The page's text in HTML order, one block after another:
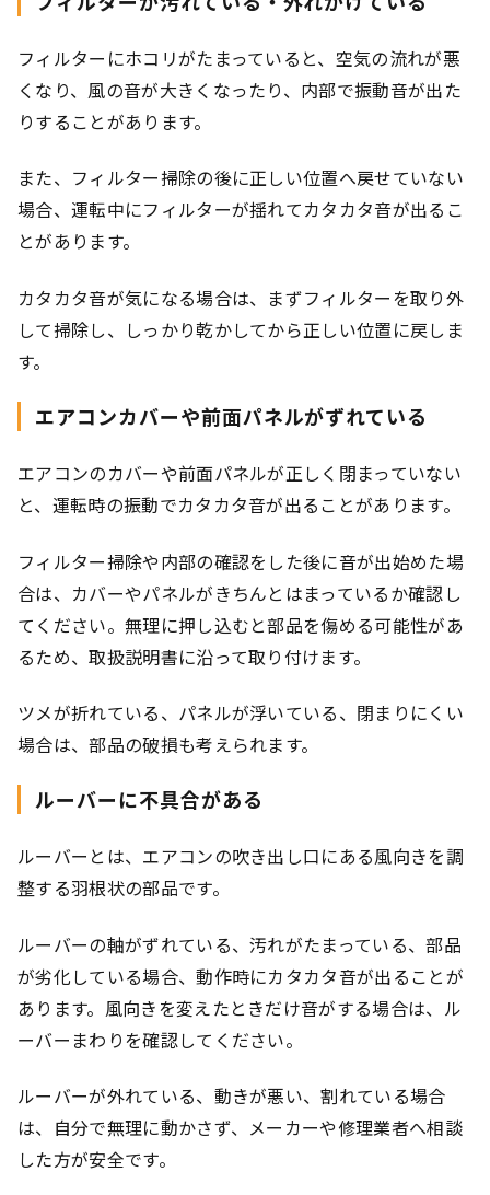
フィルターにホコリがたまっていると、空気の流れが悪
くなり、風の音が大きくなったり、内部で振動音が出た
りすることがあります。
また、フィルター掃除の後に正しい位置へ戻せていない
場合、運転中にフィルターが揺れてカタカタ音が出るこ
とがあります。
カタカタ音が気になる場合は、まずフィルターを取り外
して掃除し、しっかり乾かしてから正しい位置に戻しま
す。
エアコンカバーや前面パネルがずれている
エアコンのカバーや前面パネルが正しく閉まっていない
と、運転時の振動でカタカタ音が出ることがあります。
フィルター掃除や内部の確認をした後に音が出始めた場
合は、カバーやパネルがきちんとはまっているか確認し
てください。無理に押し込むと部品を傷める可能性があ
るため、取扱説明書に沿って取り付けます。
ツメが折れている、パネルが浮いている、閉まりにくい
場合は、部品の破損も考えられます。
ルーバーに不具合がある
ルーバーとは、エアコンの吹き出し口にある風向きを調
整する羽根状の部品です。
ルーバーの軸がずれている、汚れがたまっている、部品
が劣化している場合、動作時にカタカタ音が出ることが
あります。風向きを変えたときだけ音がする場合は、ル
ーバーまわりを確認してください。
ルーバーが外れている、動きが悪い、割れている場合
は、自分で無理に動かさず、メーカーや修理業者へ相談
した方が安全です。